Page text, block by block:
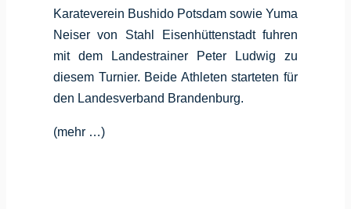
Karateverein Bushido Potsdam sowie Yuma
Neiser von Stahl Eisenhüttenstadt fuhren
mit dem Landestrainer Peter Ludwig zu
diesem Turnier. Beide Athleten starteten für
den Landesverband Brandenburg.
(mehr …)